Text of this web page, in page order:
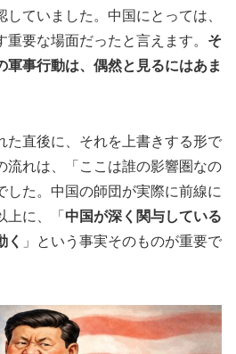
ていました。中国にとっては、
要な場面だったと言えます。 そ
軍事行動は、偶然と見るにはあま
た直後に、それを上書きする形で
流れは、「ここは誰の影響圏なの
した。中国の師団が実際に前線に
上に、「 中国が深く関与している
く
」という事実そのものが重要で